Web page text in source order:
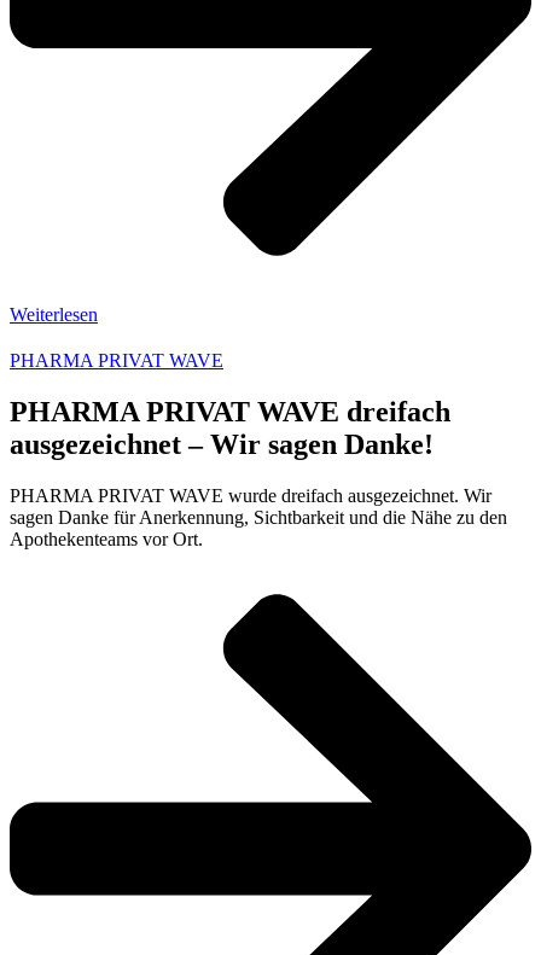
Weiterlesen
PHARMA PRIVAT WAVE
PHARMA PRIVAT WAVE dreifach
ausgezeichnet – Wir sagen Danke!
PHARMA PRIVAT WAVE wurde dreifach ausgezeichnet. Wir
sagen Danke für Anerkennung, Sichtbarkeit und die Nähe zu den
Apothekenteams vor Ort.